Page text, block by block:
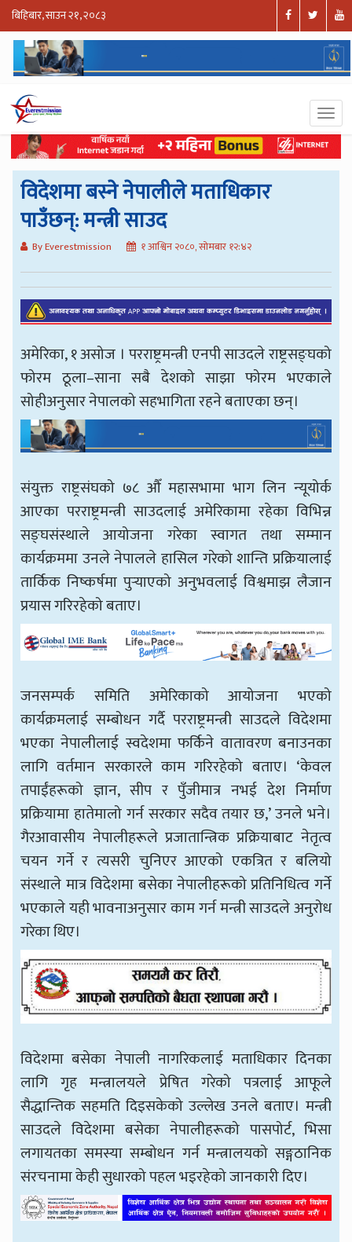
बिहिबार, साउन २१, २०८३
विदेशमा बस्ने नेपालीले मताधिकार
पाउँछन्: मन्त्री साउद
By Everestmission १ आश्विन २०८०, सोमबार १२:४२
अमेरिका, १ असोज । परराष्ट्रमन्त्री एनपी साउदले राष्ट्रसङ्घको
फोरम ठूला–साना सबै देशको साझा फोरम भएकाले
सोहीअनुसार नेपालको सहभागिता रहने बताएका छन्।
संयुक्त राष्ट्रसंघको ७८ औँ महासभामा भाग लिन न्यूयोर्क
आएका परराष्ट्रमन्त्री साउदलाई अमेरिकामा रहेका विभिन्न
सङ्घसंस्थाले आयोजना गरेका स्वागत तथा सम्मान
कार्यक्रममा उनले नेपालले हासिल गरेको शान्ति प्रक्रियालाई
तार्किक निष्कर्षमा पुर्‍याएको अनुभवलाई विश्वमाझ लैजान
प्रयास गरिरहेको बताए।
जनसम्पर्क समिति अमेरिकाको आयोजना भएको
कार्यक्रमलाई सम्बोधन गर्दै परराष्ट्रमन्त्री साउदले विदेशमा
भएका नेपालीलाई स्वदेशमा फर्किने वातावरण बनाउनका
लागि वर्तमान सरकारले काम गरिरहेको बताए। ‘केवल
तपाईंहरूको ज्ञान, सीप र पुँजीमात्र नभई देश निर्माण
प्रक्रियामा हातेमालो गर्न सरकार सदैव तयार छ,’ उनले भने।
गैरआवासीय नेपालीहरूले प्रजातान्त्रिक प्रक्रियाबाट नेतृत्व
चयन गर्ने र त्यसरी चुनिएर आएको एकत्रित र बलियो
संस्थाले मात्र विदेशमा बसेका नेपालीहरूको प्रतिनिधित्व गर्ने
भएकाले यही भावनाअनुसार काम गर्न मन्त्री साउदले अनुरोध
गरेका थिए।
विदेशमा बसेका नेपाली नागरिकलाई मताधिकार दिनका
लागि गृह मन्त्रालयले प्रेषित गरेको पत्रलाई आफूले
सैद्धान्तिक सहमति दिइसकेको उल्लेख उनले बताए। मन्त्री
साउदले विदेशमा बसेका नेपालीहरूको पासपोर्ट, भिसा
लगायतका समस्या सम्बोधन गर्न मन्त्रालयको सङ्गठानिक
संरचनामा केही सुधारको पहल भइरहेको जानकारी दिए।